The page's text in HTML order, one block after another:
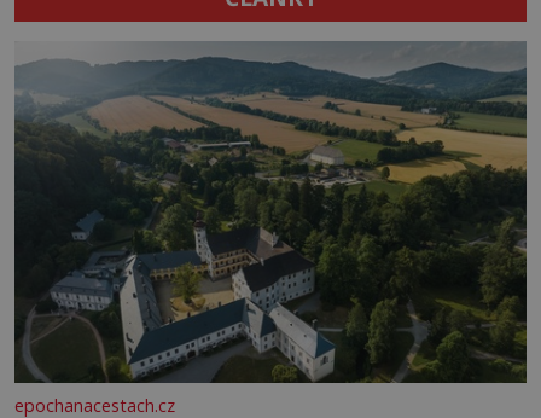
epochanacestach.cz